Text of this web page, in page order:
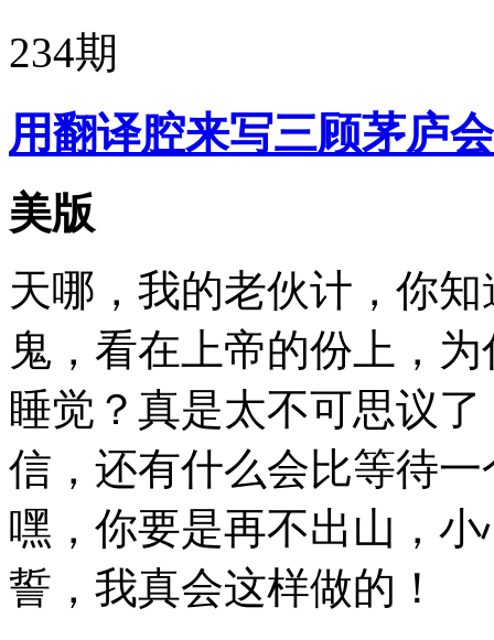
234期
用翻译腔来写三顾茅庐
美版
天哪，我的老伙计，你
鬼，看在上帝的份上，
睡觉？真是太不可思议
信，还有什么会比等待
嘿，你要是再不出山，
誓，我真会这样做的！